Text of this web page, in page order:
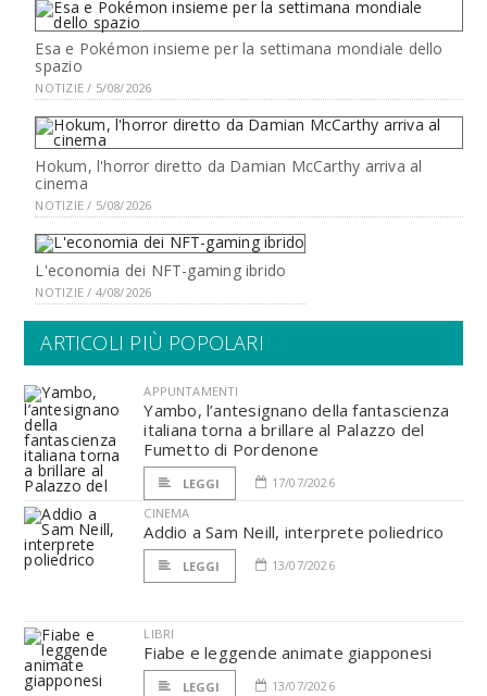
Esa e Pokémon insieme per la settimana mondiale dello
spazio
NOTIZIE / 5/08/2026
Hokum, l'horror diretto da Damian McCarthy arriva al
cinema
NOTIZIE / 5/08/2026
L'economia dei NFT-gaming ibrido
NOTIZIE / 4/08/2026
ARTICOLI PIÙ POPOLARI
APPUNTAMENTI
Yambo, l’antesignano della fantascienza
italiana torna a brillare al Palazzo del
Fumetto di Pordenone
LEGGI
17/07/2026
CINEMA
Addio a Sam Neill, interprete poliedrico
LEGGI 13/07/2026
LIBRI
Fiabe e leggende animate giapponesi
LEGGI 13/07/2026